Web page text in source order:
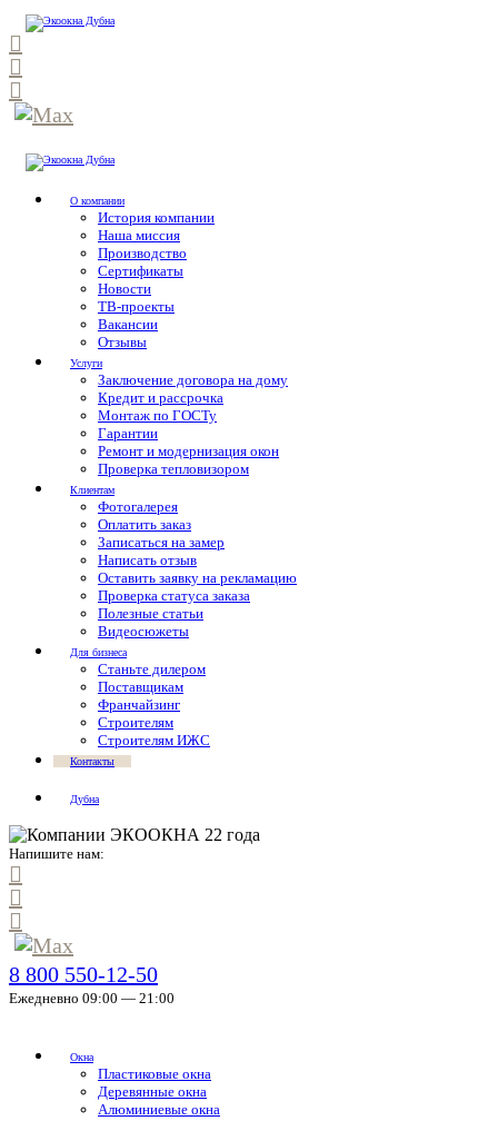
О компании
История компании
Наша миссия
Производство
Сертификаты
Новости
ТВ-проекты
Вакансии
Отзывы
Услуги
Заключение договора на дому
Кредит и рассрочка
Монтаж по ГОСТу
Гарантии
Ремонт и модернизация окон
Проверка тепловизором
Клиентам
Фотогалерея
Оплатить заказ
Записаться на замер
Написать отзыв
Оставить заявку на рекламацию
Проверка статуса заказа
Полезные статьи
Видеосюжеты
Для бизнеса
Станьте дилером
Поставщикам
Франчайзинг
Строителям
Строителям ИЖС
Контакты
Дубна
Напишите нам:
8 800 550-12-50
Ежедневно 09:00 — 21:00
Окна
Пластиковые окна
Деревянные окна
Алюминиевые окна